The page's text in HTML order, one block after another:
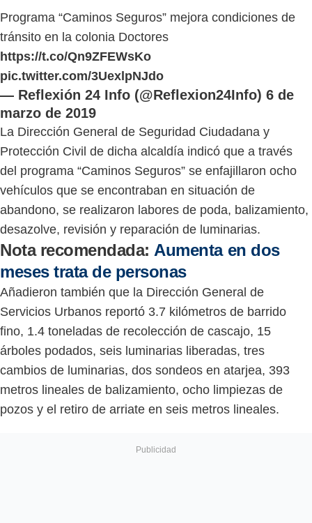
Programa “Caminos Seguros” mejora condiciones de
tránsito en la colonia Doctores
https://t.co/Qn9ZFEWsKo
pic.twitter.com/3UexlpNJdo
— Reflexión 24 Info (@Reflexion24Info) 6 de
marzo de 2019
La Dirección General de Seguridad Ciudadana y
Protección Civil de dicha alcaldía indicó que a través
del programa “Caminos Seguros” se enfajillaron ocho
vehículos que se encontraban en situación de
abandono, se realizaron labores de poda, balizamiento,
desazolve, revisión y reparación de luminarias.
Nota recomendada: Aumenta en dos
meses trata de personas
Añadieron también que la Dirección General de
Servicios Urbanos reportó 3.7 kilómetros de barrido
fino, 1.4 toneladas de recolección de cascajo, 15
árboles podados, seis luminarias liberadas, tres
cambios de luminarias, dos sondeos en atarjea, 393
metros lineales de balizamiento, ocho limpiezas de
pozos y el retiro de arriate en seis metros lineales.